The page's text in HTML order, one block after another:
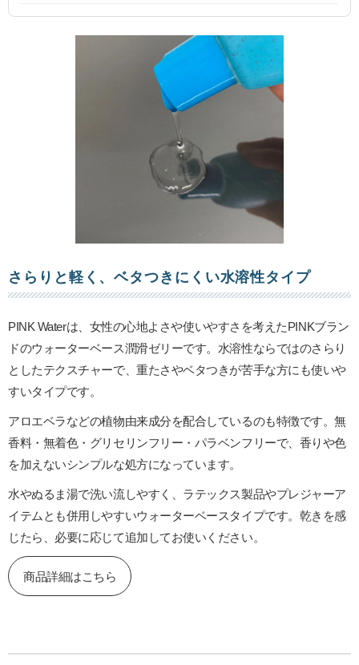
さらりと軽く、ベタつきにくい水溶性タイプ
PINK Waterは、女性の心地よさや使いやすさを考えたPINKブラン
ドのウォーターベース潤滑ゼリーです。水溶性ならではのさらり
としたテクスチャーで、重たさやベタつきが苦手な方にも使いや
すいタイプです。
アロエベラなどの植物由来成分を配合しているのも特徴です。無
香料・無着色・グリセリンフリー・パラベンフリーで、香りや色
を加えないシンプルな処方になっています。
水やぬるま湯で洗い流しやすく、ラテックス製品やプレジャーア
イテムとも併用しやすいウォーターベースタイプです。乾きを感
じたら、必要に応じて追加してお使いください。
商品詳細はこちら